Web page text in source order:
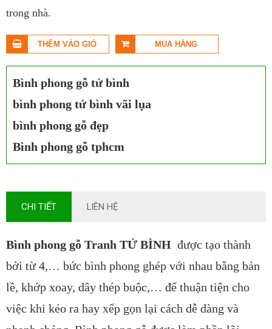
trong nhà.
Bình phong gỗ tứ bình
bình phong tứ bình vãi lụa
bình phong gỗ đẹp
Bình phong gỗ tphcm
CHI TIẾT LIÊN HỆ
Bình phong gỗ Tranh TỨ BÌNH được tạo thành
bởi từ 4,… bức bình phong ghép với nhau bằng bản
lề, khớp xoay, dây thép buộc,… để thuận tiện cho
việc khi kéo ra hay xếp gọn lại cách dễ dàng và